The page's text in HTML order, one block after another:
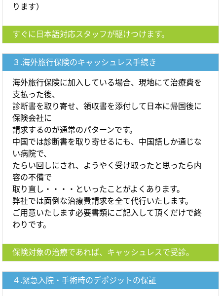
ります）
すぐに日本語対応スタッフが駆けつけます。
３.海外旅行保険のキャッシュレス手続き
海外旅行保険に加入している場合、現地にて治療費を
支払った後、
診断書を取り寄せ、領収書を添付して日本に帰国後に
保険会社に
請求するのが通常のパターンです。
中国では診断書を取り寄せるにも、中国語しか通じな
い病院で、
たらい回しにされ、ようやく受け取ったと思ったら内
容の不備で
取り直し・・・・といったことがよくあります。
弊社では面倒な治療費請求を全て代行いたします。
ご用意いたします必要書類にご記入して頂くだけで終
わりです。
保険対象の治療であれば、キャッシュレスで受診。
４.緊急入院・手術時のデポジットの保証